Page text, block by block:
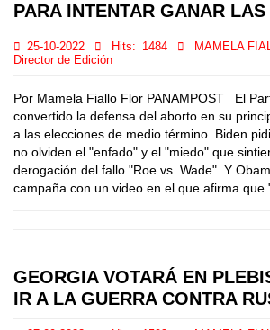
PARA INTENTAR GANAR
25-10-2022 Hits: 1484
MAMELA
Director de Edición
Por Mamela Fiallo Flor PANAMPOST El
convertido la defensa del aborto en su
a las elecciones de medio término. Biden
no olviden el "enfado" y el "miedo" que
derogación del fallo "Roe vs. Wade". Y
campaña con un video en el que afirma que
GEORGIA VOTARÁ EN
IR A LA GUERRA CONTRA